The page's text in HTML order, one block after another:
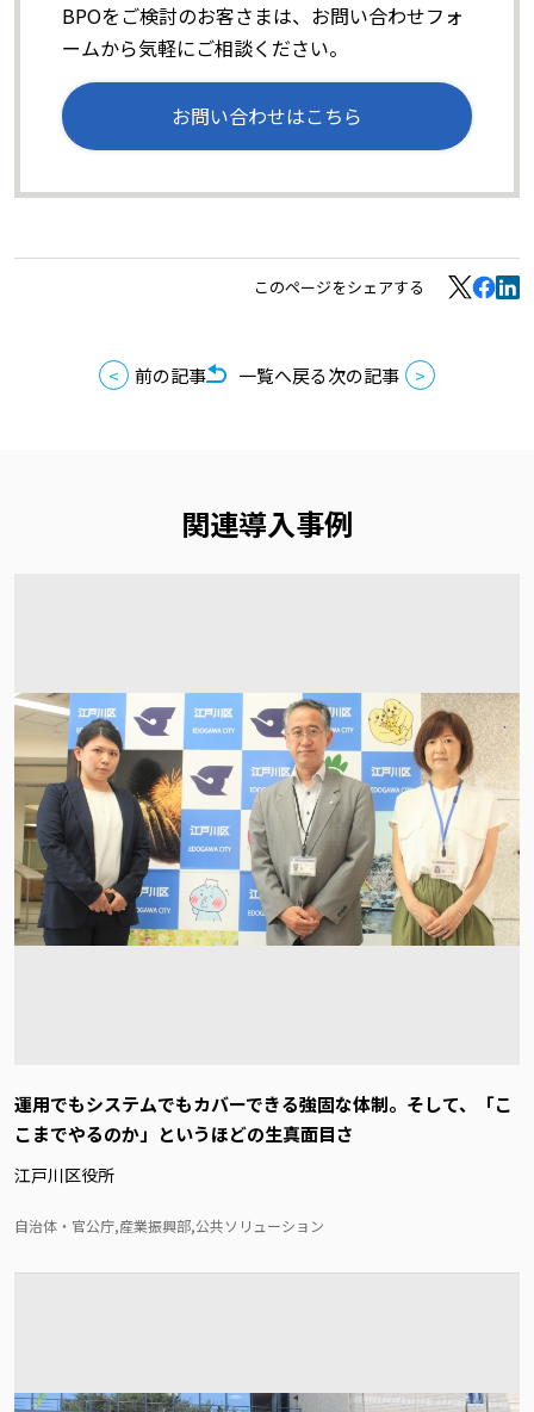
BPOをご検討のお客さまは、お問い合わせフォ
ームから気軽にご相談ください。
お問い合わせはこちら
このページをシェアする
前の記事 一覧へ戻る次の記事
関連導入事例
運用でもシステムでもカバーできる強固な体制。そして、「こ
こまでやるのか」というほどの生真面目さ
江戸川区役所
自治体・官公庁,産業振興部,公共ソリューション